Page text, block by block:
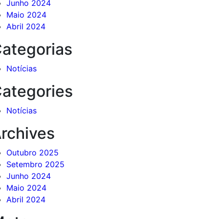
Junho 2024
Maio 2024
Abril 2024
Notícias
Notícias
Outubro 2025
Setembro 2025
Junho 2024
Maio 2024
Abril 2024